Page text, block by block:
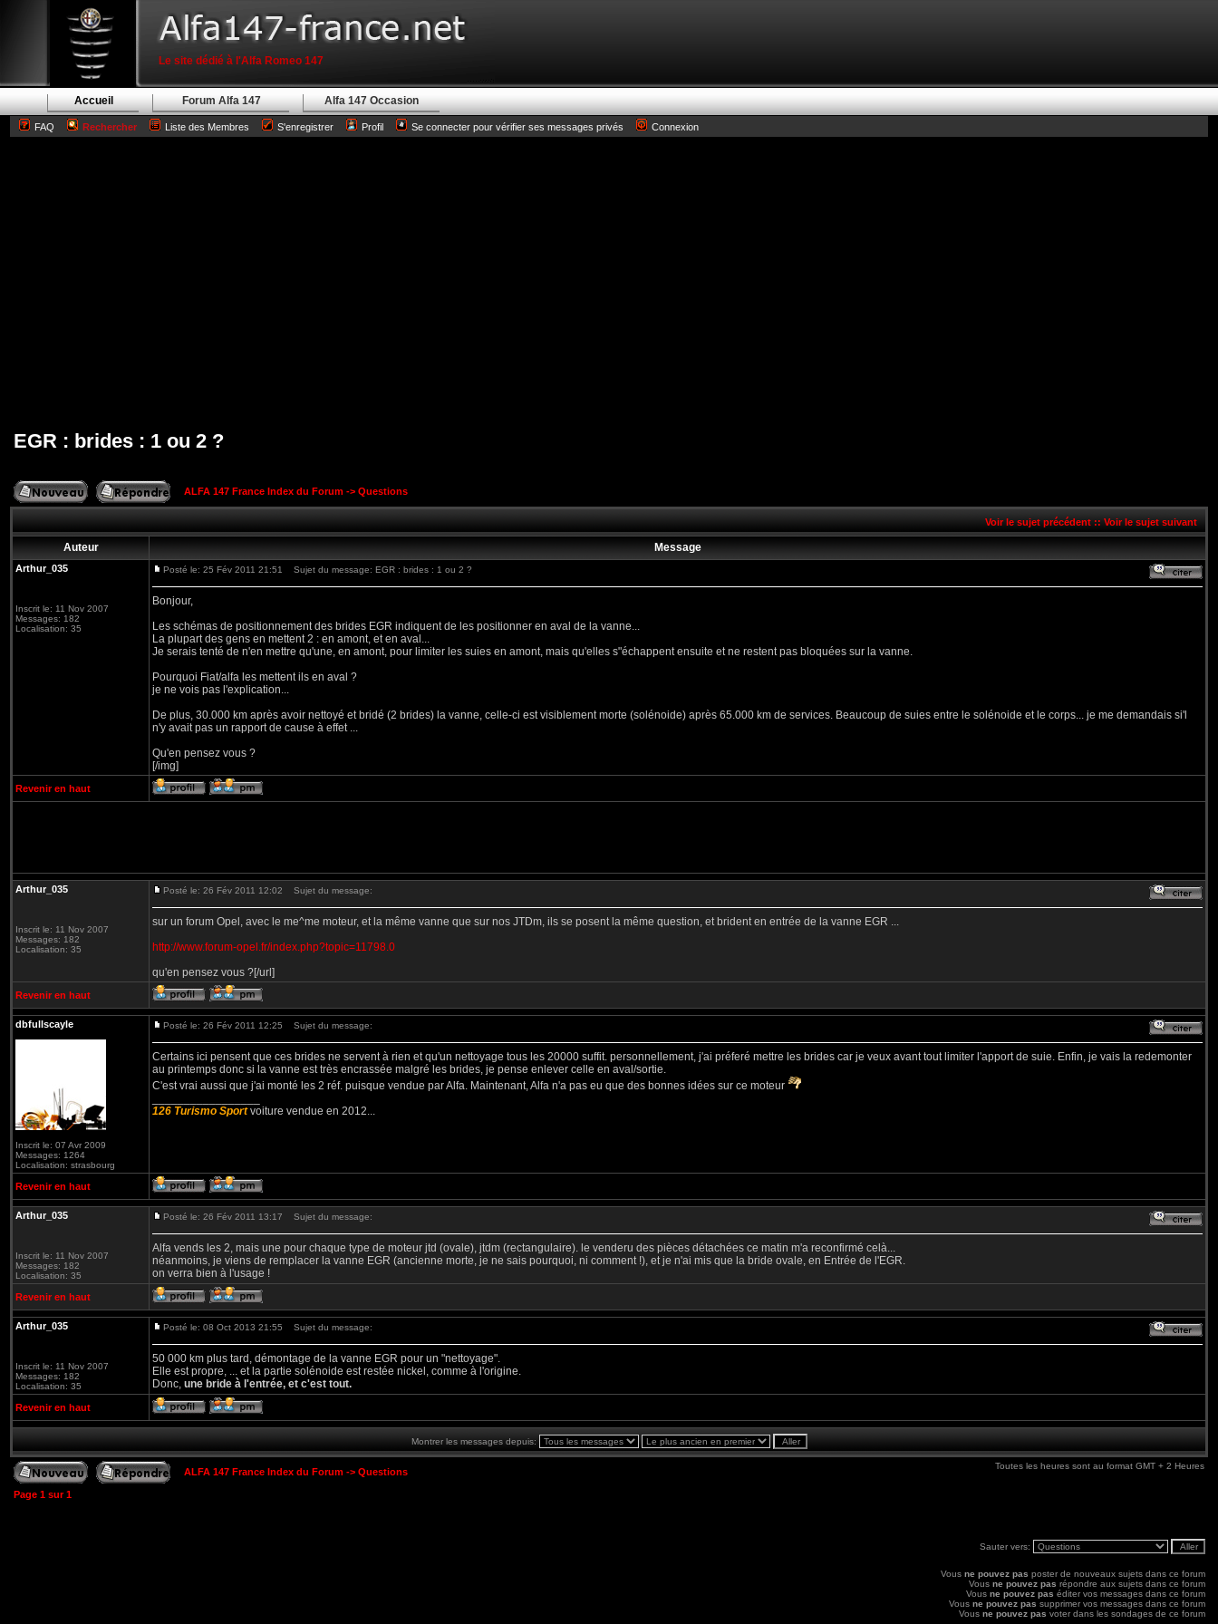
Le site dédié à l'Alfa Romeo 147
Accueil Forum Alfa 147 Alfa 147 Occasion
FAQ Rechercher Liste des Membres S'enregistrer Profil Se connecter pour vérifier ses messages privés Connexion
EGR : brides : 1 ou 2 ?
ALFA 147 France Index du Forum -> Questions
Voir le sujet précédent :: Voir le sujet suivant
Auteur Message
Arthur_035
Inscrit le: 11 Nov 2007
Messages: 182
Localisation: 35
Posté le: 25 Fév 2011 21:51 Sujet du message: EGR : brides : 1 ou 2 ?
Bonjour,
Les schémas de positionnement des brides EGR indiquent de les positionner en aval de la vanne...
La plupart des gens en mettent 2 : en amont, et en aval...
Je serais tenté de n'en mettre qu'une, en amont, pour limiter les suies en amont, mais qu'elles s"échappent ensuite et ne restent pas bloquées sur la vanne.
Pourquoi Fiat/alfa les mettent ils en aval ?
je ne vois pas l'explication...
De plus, 30.000 km après avoir nettoyé et bridé (2 brides) la vanne, celle-ci est visiblement morte (solénoide) après 65.000 km de services. Beaucoup de suies entre le solénoide et le corps... je me demandais si'l
n'y avait pas un rapport de cause à effet ...
Qu'en pensez vous ?
[/img]
Revenir en haut
Arthur_035
Inscrit le: 11 Nov 2007
Messages: 182
Localisation: 35
Posté le: 26 Fév 2011 12:02 Sujet du message:
sur un forum Opel, avec le me^me moteur, et la même vanne que sur nos JTDm, ils se posent la même question, et brident en entrée de la vanne EGR ...
http://www.forum-opel.fr/index.php?topic=11798.0
qu'en pensez vous ?[/url]
Revenir en haut
dbfullscayle
Inscrit le: 07 Avr 2009
Messages: 1264
Localisation: strasbourg
Posté le: 26 Fév 2011 12:25 Sujet du message:
Certains ici pensent que ces brides ne servent à rien et qu'un nettoyage tous les 20000 suffit. personnellement, j'ai préferé mettre les brides car je veux avant tout limiter l'apport de suie. Enfin, je vais la redemonter
au printemps donc si la vanne est très encrassée malgré les brides, je pense enlever celle en aval/sortie.
C'est vrai aussi que j'ai monté les 2 réf. puisque vendue par Alfa. Maintenant, Alfa n'a pas eu que des bonnes idées sur ce moteur
126 Turismo Sport voiture vendue en 2012...
Revenir en haut
Arthur_035
Inscrit le: 11 Nov 2007
Messages: 182
Localisation: 35
Posté le: 26 Fév 2011 13:17 Sujet du message:
Alfa vends les 2, mais une pour chaque type de moteur jtd (ovale), jtdm (rectangulaire). le venderu des pièces détachées ce matin m'a reconfirmé celà...
néanmoins, je viens de remplacer la vanne EGR (ancienne morte, je ne sais pourquoi, ni comment !), et je n'ai mis que la bride ovale, en Entrée de l'EGR.
on verra bien à l'usage !
Revenir en haut
Arthur_035
Inscrit le: 11 Nov 2007
Messages: 182
Localisation: 35
Posté le: 08 Oct 2013 21:55 Sujet du message:
50 000 km plus tard, démontage de la vanne EGR pour un "nettoyage".
Elle est propre, ... et la partie solénoide est restée nickel, comme à l'origine.
Donc, une bride à l'entrée, et c'est tout.
Revenir en haut
Montrer les messages depuis:
ALFA 147 France Index du Forum -> Questions
Toutes les heures sont au format GMT + 2 Heures
Page 1 sur1
Sauter vers:
Vous ne pouvez pas poster de nouveaux sujets dans ce forum
Vous ne pouvez pas répondre aux sujets dans ce forum
Vous ne pouvez pas éditer vos messages dans ce forum
Vous ne pouvez pas supprimer vos messages dans ce forum
Vous ne pouvez pas voter dans les sondages de ce forum